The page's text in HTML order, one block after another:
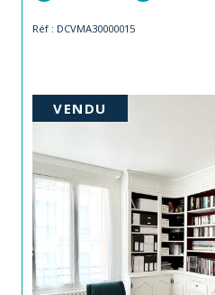
Réf : DCVMA30000015
VENDU